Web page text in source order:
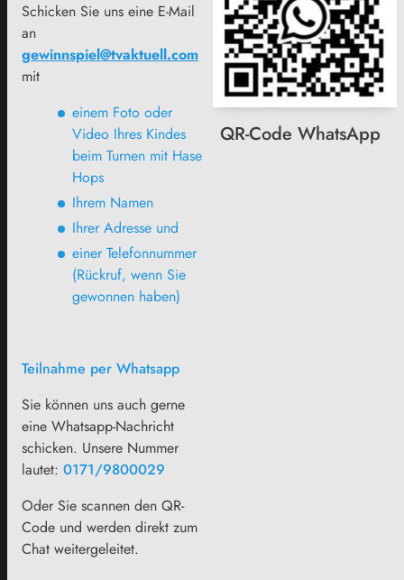
Schicken Sie uns eine E-Mail
an
gewinnspiel@tvaktuell.com
mit
einem Foto oder
Video Ihres Kindes
beim Turnen mit Hase
Hops
Ihrem Namen
Ihrer Adresse und
einer Telefonnummer
(Rückruf, wenn Sie
gewonnen haben)
Teilnahme per Whatsapp
Sie können uns auch gerne
eine Whatsapp-Nachricht
schicken. Unsere Nummer
lautet: 0171/9800029
Oder Sie scannen den QR-
Code und werden direkt zum
Chat weitergeleitet.
QR-Code WhatsApp